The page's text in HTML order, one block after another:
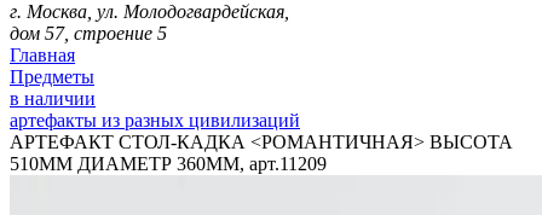
г. Москва, ул. Молодогвардейская,
дом 57, строение 5
Главная
Предметы
в наличии
артефакты из разных цивилизаций
АРТЕФАКТ СТОЛ-КАДКА <РОМАНТИЧНАЯ> ВЫСОТА
510ММ ДИАМЕТР 360ММ, арт.11209